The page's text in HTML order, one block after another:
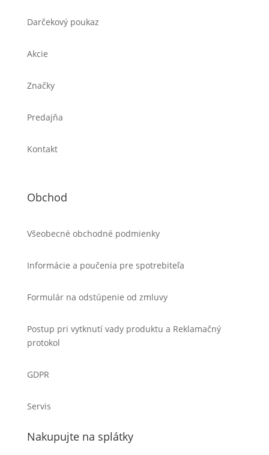
Darčekový poukaz
Akcie
Značky
Predajňa
Kontakt
Obchod
Všeobecné obchodné podmienky
Informácie a poučenia pre spotrebiteľa
Formulár na odstúpenie od zmluvy
Postup pri vytknutí vady produktu a Reklamačný
protokol
GDPR
Servis
Nakupujte na splátky